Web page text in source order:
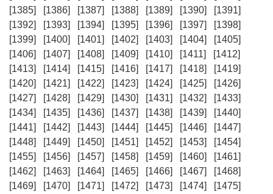
[1385]
[1386] [1387] [1388] [1389] [1390]
[1391]
[1392]
[1393] [1394] [1395] [1396] [1397]
[1398]
[1399]
[1400] [1401] [1402] [1403] [1404]
[1405]
[1406]
[1407] [1408] [1409] [1410] [1411]
[1412]
[1413]
[1414] [1415] [1416] [1417] [1418]
[1419]
[1420]
[1421] [1422] [1423] [1424] [1425]
[1426]
[1427]
[1428] [1429] [1430] [1431] [1432]
[1433]
[1434]
[1435] [1436] [1437] [1438] [1439]
[1440]
[1441]
[1442] [1443] [1444] [1445] [1446]
[1447]
[1448]
[1449] [1450] [1451] [1452] [1453]
[1454]
[1455]
[1456] [1457] [1458] [1459] [1460]
[1461]
[1462]
[1463] [1464] [1465] [1466] [1467]
[1468]
[1469]
[1470] [1471] [1472] [1473] [1474]
[1475]